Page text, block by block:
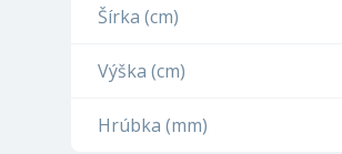
Šírka (cm)
Výška (cm)
Hrúbka (mm)